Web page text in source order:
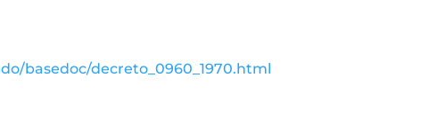
basedoc/decreto_0960_1970.html